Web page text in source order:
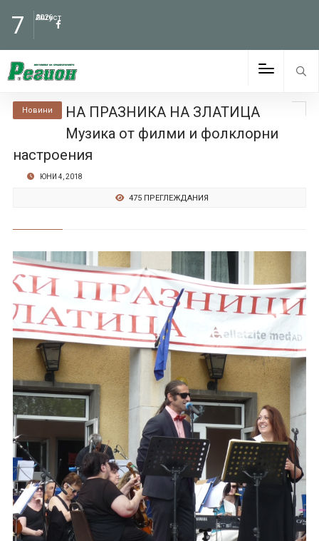
7 Август
2026
Новини
НА ПРАЗНИКА НА ЗЛАТИЦА
Музика от филми и фолклорни
настроения
ЮНИ 4, 2018
475 ПРЕГЛЕЖДАНИЯ